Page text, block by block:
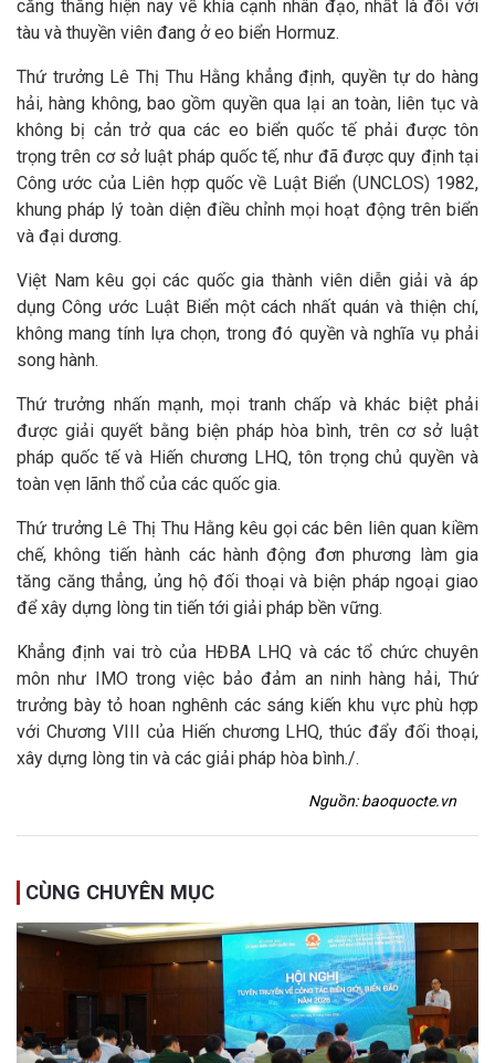
căng thẳng hiện nay về khía cạnh nhân đạo, nhất là đối với
tàu và thuyền viên đang ở eo biển Hormuz.
Thứ trưởng Lê Thị Thu Hằng khẳng định, quyền tự do hàng
hải, hàng không, bao gồm quyền qua lại an toàn, liên tục và
không bị cản trở qua các eo biển quốc tế phải được tôn
trọng trên cơ sở luật pháp quốc tế, như đã được quy định tại
Công ước của Liên hợp quốc về Luật Biển (UNCLOS) 1982,
khung pháp lý toàn diện điều chỉnh mọi hoạt động trên biển
và đại dương.
Việt Nam kêu gọi các quốc gia thành viên diễn giải và áp
dụng Công ước Luật Biển một cách nhất quán và thiện chí,
không mang tính lựa chọn, trong đó quyền và nghĩa vụ phải
song hành.
Thứ trưởng nhấn mạnh, mọi tranh chấp và khác biệt phải
được giải quyết bằng biện pháp hòa bình, trên cơ sở luật
pháp quốc tế và Hiến chương LHQ, tôn trọng chủ quyền và
toàn vẹn lãnh thổ của các quốc gia.
Thứ trưởng Lê Thị Thu Hằng kêu gọi các bên liên quan kiềm
chế, không tiến hành các hành động đơn phương làm gia
tăng căng thẳng, ủng hộ đối thoại và biện pháp ngoại giao
để xây dựng lòng tin tiến tới giải pháp bền vững.
Khẳng định vai trò của HĐBA LHQ và các tổ chức chuyên
môn như IMO trong việc bảo đảm an ninh hàng hải, Thứ
trưởng bày tỏ hoan nghênh các sáng kiến khu vực phù hợp
với Chương VIII của Hiến chương LHQ, thúc đẩy đối thoại,
xây dựng lòng tin và các giải pháp hòa bình./.
Nguồn: baoquocte.vn
CÙNG CHUYÊN MỤC